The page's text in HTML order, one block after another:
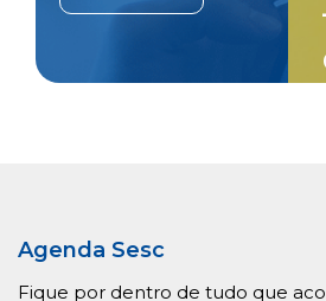
Agenda Sesc
Fique por dentro de tudo que